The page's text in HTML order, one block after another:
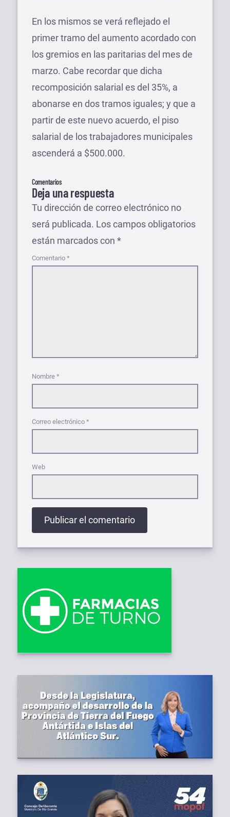
En los mismos se verá reflejado el
primer tramo del aumento acordado con
los gremios en las paritarias del mes de
marzo. Cabe recordar que dicha
recomposición salarial es del 35%, a
abonarse en dos tramos iguales; y que a
partir de este nuevo acuerdo, el piso
salarial de los trabajadores municipales
ascenderá a $500.000.
Comentarios
Deja una respuesta
Tu dirección de correo electrónico no
será publicada. Los campos obligatorios
están marcados con *
Comentario *
Nombre *
Correo electrónico *
Web